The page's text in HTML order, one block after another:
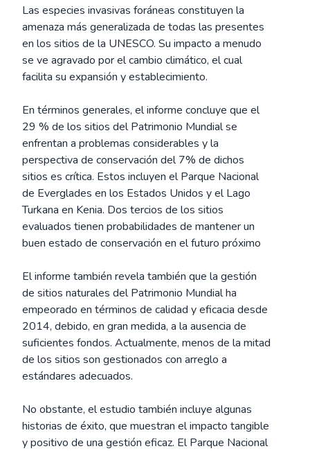
Las especies invasivas foráneas constituyen la
amenaza más generalizada de todas las presentes
en los sitios de la UNESCO. Su impacto a menudo
se ve agravado por el cambio climático, el cual
facilita su expansión y establecimiento.
En términos generales, el informe concluye que el
29 % de los sitios del Patrimonio Mundial se
enfrentan a problemas considerables y la
perspectiva de conservación del 7% de dichos
sitios es crítica. Estos incluyen el Parque Nacional
de Everglades en los Estados Unidos y el Lago
Turkana en Kenia. Dos tercios de los sitios
evaluados tienen probabilidades de mantener un
buen estado de conservación en el futuro próximo
El informe también revela también que la gestión
de sitios naturales del Patrimonio Mundial ha
empeorado en términos de calidad y eficacia desde
2014, debido, en gran medida, a la ausencia de
suficientes fondos. Actualmente, menos de la mitad
de los sitios son gestionados con arreglo a
estándares adecuados.
No obstante, el estudio también incluye algunas
historias de éxito, que muestran el impacto tangible
y positivo de una gestión eficaz. El Parque Nacional